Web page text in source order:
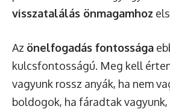
visszatalálás önmagamhoz
Az önelfogadás fontossága
kulcsfontosságú. Meg kell
vagyunk rossz anyák, ha nem
boldogok, ha fáradtak vagyunk,